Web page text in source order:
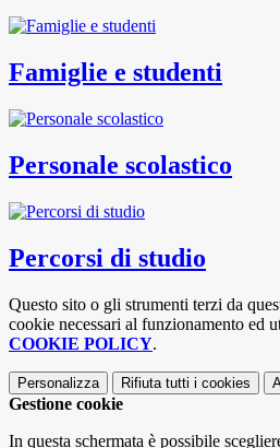
Famiglie e studenti
Personale scolastico
Percorsi di studio
Questo sito o gli strumenti terzi da
cookie necessari al funzionamento ed
COOKIE POLICY.
Personalizza Rifiuta tutti i cookies
Gestione cookie
In questa schermata è possibile